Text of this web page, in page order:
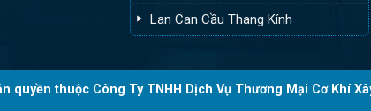
Lan Can Cầu Thang Kính
quyền thuộc Công Ty TNHH Dịch Vụ Thương Mại Cơ Khí